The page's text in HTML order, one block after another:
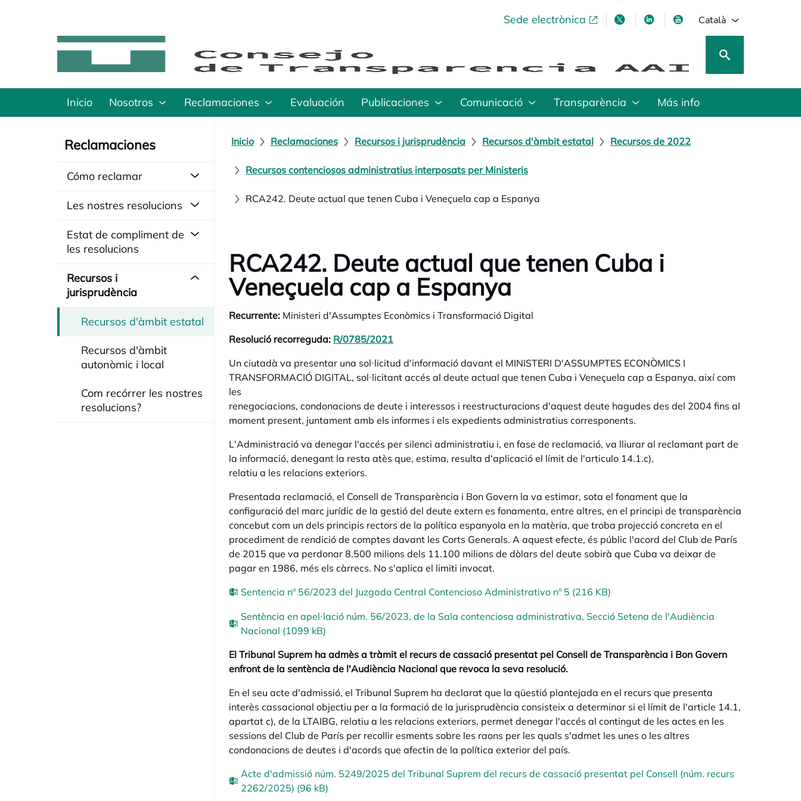
Sede electrònicaopens in a new tabopens in a new tab
opens in a new tab
opens in a new tab
Català
Inicio Nosotros Reclamaciones Evaluación Publicaciones Comunicació Transparència Más info
Reclamaciones
Cómo reclamar
Les nostres resolucions
Estat de compliment de
les resolucions
Recursos i
jurisprudència
Recursos d'àmbit estatal
Recursos d'àmbit
autonòmic i local
Com recórrer les nostres
resolucions?
Inicio Reclamaciones Recursos i jurisprudència Recursos d'àmbit estatal Recursos de 2022
Recursos contenciosos administratius interposats per Ministeris
RCA242. Deute actual que tenen Cuba i Veneçuela cap a Espanya
RCA242. Deute actual que tenen Cuba i
Veneçuela cap a Espanya
Recurrente: Ministeri d'Assumptes Econòmics i Transformació Digital
Resolució recorreguda: R/0785/2021
Un ciutadà va presentar una sol·licitud d'informació davant el MINISTERI D'ASSUMPTES ECONÒMICS I
TRANSFORMACIÓ DIGITAL, sol·licitant accés al deute actual que tenen Cuba i Veneçuela cap a Espanya, així com
les
renegociacions, condonacions de deute i interessos i reestructuracions d'aquest deute hagudes des del 2004 fins al
moment present, juntament amb els informes i els expedients administratius corresponents.
L'Administració va denegar l'accés per silenci administratiu i, en fase de reclamació, va lliurar al reclamant part de
la informació, denegant la resta atès que, estima, resulta d'aplicació el límit de l'articulo 14.1.c),
relatiu a les relacions exteriors.
Presentada reclamació, el Consell de Transparència i Bon Govern la va estimar, sota el fonament que la
configuració del marc jurídic de la gestió del deute extern es fonamenta, entre altres, en el principi de transparència
concebut com un dels principis rectors de la política espanyola en la matèria, que troba projecció concreta en el
procediment de rendició de comptes davant les Corts Generals. A aquest efecte, és públic l'acord del Club de París
de 2015 que va perdonar 8.500 milions dels 11.100 milions de dòlars del deute sobirà que Cuba va deixar de
pagar en 1986, més els càrrecs. No s'aplica el limiti invocat.
Sentencia nº 56/2023 del Juzgado Central Contencioso Administrativo nº 5 (216 KB)
Sentència en apel·lació núm. 56/2023, de la Sala contenciosa administrativa, Secció Setena de l'Audiència
Nacional (1099 kB)
El Tribunal Suprem ha admès a tràmit el recurs de cassació presentat pel Consell de Transparència i Bon Govern
enfront de la sentència de l'Audiència Nacional que revoca la seva resolució.
En el seu acte d'admissió, el Tribunal Suprem ha declarat que la qüestió plantejada en el recurs que presenta
interès cassacional objectiu per a la formació de la jurisprudència consisteix a determinar si el límit de l'article 14.1,
apartat c), de la LTAIBG, relatiu a les relacions exteriors, permet denegar l'accés al contingut de les actes en les
sessions del Club de París per recollir esments sobre les raons per les quals s'admet les unes o les altres
condonacions de deutes i d'acords que afectin de la política exterior del país.
Acte d'admissió núm. 5249/2025 del Tribunal Suprem del recurs de cassació presentat pel Consell (núm. recurs
2262/2025) (96 kB)